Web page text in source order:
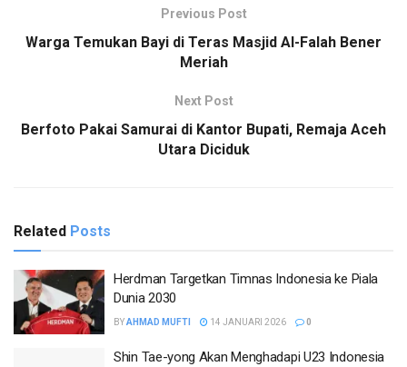
Previous Post
Warga Temukan Bayi di Teras Masjid Al-Falah Bener
Meriah
Next Post
Berfoto Pakai Samurai di Kantor Bupati, Remaja Aceh
Utara Diciduk
Related Posts
Herdman Targetkan Timnas Indonesia ke Piala
Dunia 2030
BYAHMAD MUFTI 14 JANUARI 2026 0
Shin Tae-yong Akan Menghadapi U23 Indonesia